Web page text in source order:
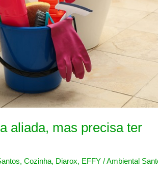
aliada, mas precisa ter
,Cozinha, Diarox, EFFY /Ambiental